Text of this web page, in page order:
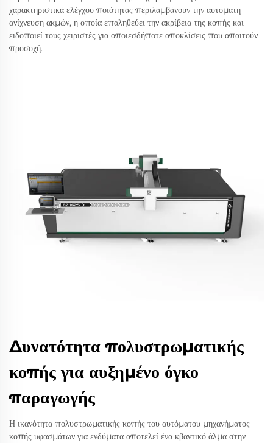
χαρακτηριστικά ελέγχου ποιότητας περιλαμβάνουν την αυτόματη
ανίχνευση ακμών, η οποία επαληθεύει την ακρίβεια της κοπής και
ειδοποιεί τους χειριστές για οποιεσδήποτε αποκλίσεις που απαιτούν
προσοχή.
Δυνατότητα πολυστρωματικής
κοπής για αυξημένο όγκο
παραγωγής
Η ικανότητα πολυστρωματικής κοπής του αυτόματου μηχανήματος
κοπής υφασμάτων για ενδύματα αποτελεί ένα κβαντικό άλμα στην